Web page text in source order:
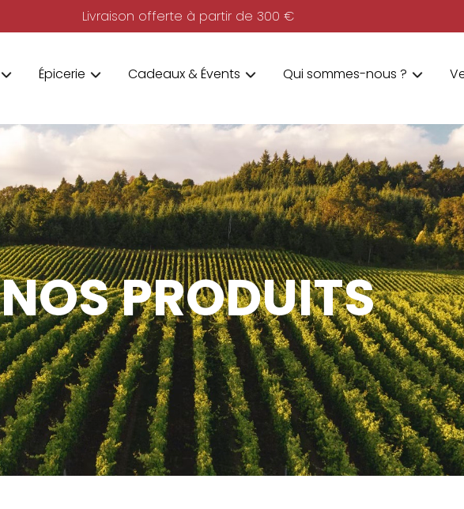
Livraison offerte à partir de 300 €
Épicerie Cadeaux & Évents Qui sommes-nous ?
NOS PRODUITS